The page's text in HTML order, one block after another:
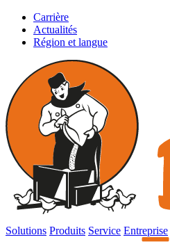
Carrière
Actualités
Région et langue
Solutions Produits Service Entreprise